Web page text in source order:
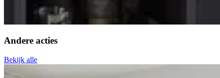
Andere acties
Bekijk alle